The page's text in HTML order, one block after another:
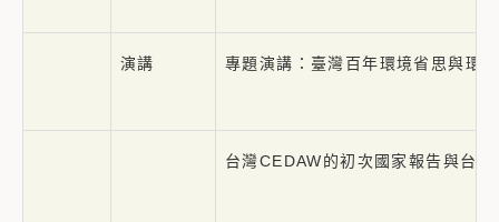
演講 專題演講：臺灣百年環境省思與環
台灣CEDAW的初次國家報告與台